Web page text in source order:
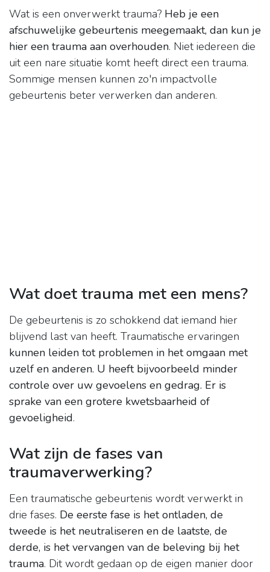
Wat is een onverwerkt trauma? Heb je een
afschuwelijke gebeurtenis meegemaakt, dan kun je
hier een trauma aan overhouden. Niet iedereen die
uit een nare situatie komt heeft direct een trauma.
Sommige mensen kunnen zo'n impactvolle
gebeurtenis beter verwerken dan anderen.
Wat doet trauma met een mens?
De gebeurtenis is zo schokkend dat iemand hier
blijvend last van heeft. Traumatische ervaringen
kunnen leiden tot problemen in het omgaan met
uzelf en anderen. U heeft bijvoorbeeld minder
controle over uw gevoelens en gedrag. Er is
sprake van een grotere kwetsbaarheid of
gevoeligheid.
Wat zijn de fases van
traumaverwerking?
Een traumatische gebeurtenis wordt verwerkt in
drie fases. De eerste fase is het ontladen, de
tweede is het neutraliseren en de laatste, de
derde, is het vervangen van de beleving bij het
trauma. Dit wordt gedaan op de eigen manier door